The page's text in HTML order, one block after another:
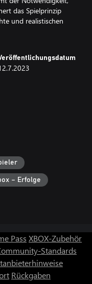
das Spielprinzip
und realistischen
– Erfolge
Pass XBOX-Zubehör
Standards
Rückgaben